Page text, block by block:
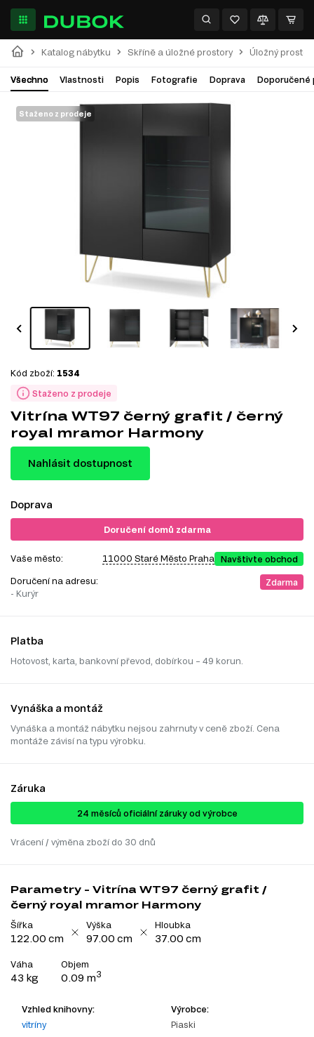
Katalog nábytku Skříně a úložné prostory Úložný prostor
Všechno Vlastnosti Popis Fotografie Doprava Doporučené
Staženo z prodeje
Staženo z prodeje
Kód zboží: 1534
Vitrína WT97 černý grafit / černý
royal mramor Harmony
Nahlásit dostupnost
Doprava
Doručení domů zdarma
Vaše město: 11000 Staré Město Praha Navštivte obchod
Doručení na adresu:
- Kurýr
Zdarma
Platba
Hotovost, karta, bankovní převod, dobírkou – 49 korun.
Vynáška a montáž
Vynáška a montáž nábytku nejsou zahrnuty v ceně zboží. Cena
montáže závisí na typu výrobku.
Záruka
24 ​​​​měsíců oficiální záruky od výrobce
Vrácení / výměna zboží do 30 dnů
Parametry - Vitrína WT97 černý grafit /
černý royal mramor Harmony
Šířka
122.00 cm
Výška
97.00 cm
Hloubka
37.00 cm
Váha
43 kg
Objem
0.09 m3
Vzhled knihovny:
vitríny
Výrobce:
Piaski